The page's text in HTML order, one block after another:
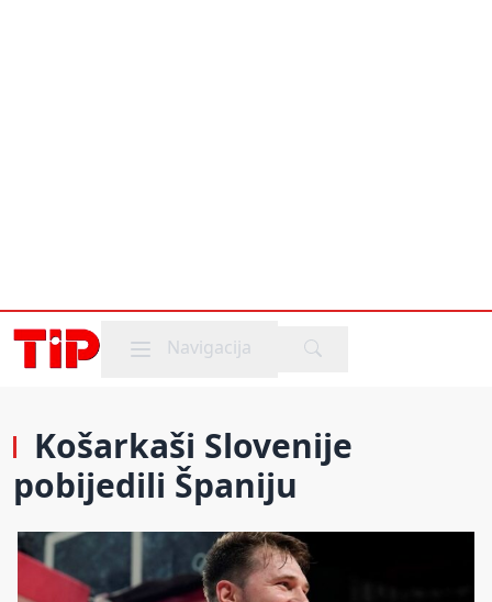
Mobile menu
Navigacija
Košarkaši Slovenije
pobijedili Španiju